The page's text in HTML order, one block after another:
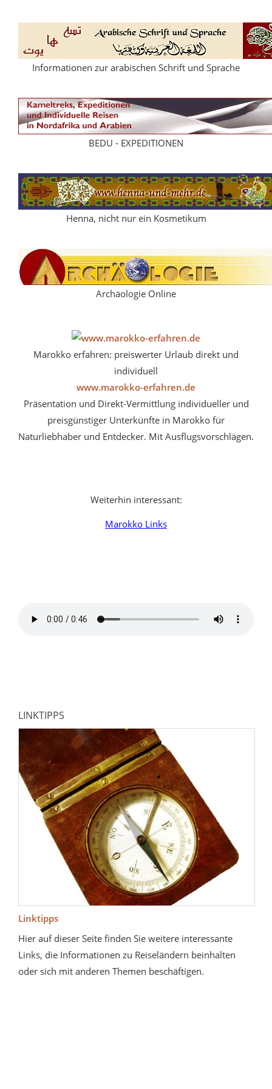
Informationen zur arabischen Schrift und Sprache
BEDU - EXPEDITIONEN
Henna, nicht nur ein Kosmetikum
Archäologie Online
Marokko erfahren: preiswerter Urlaub direkt und
individuell
www.marokko-erfahren.de
Präsentation und Direkt-Vermittlung individueller und
preisgünstiger Unterkünfte in Marokko für
Naturliebhaber und Entdecker. Mit Ausflugsvorschlägen.
Weiterhin interessant:
Marokko Links
LINKTIPPS
Linktipps
Hier auf dieser Seite finden Sie weitere interessante
Links, die Informationen zu Reiseländern beinhalten
oder sich mit anderen Themen beschäftigen.